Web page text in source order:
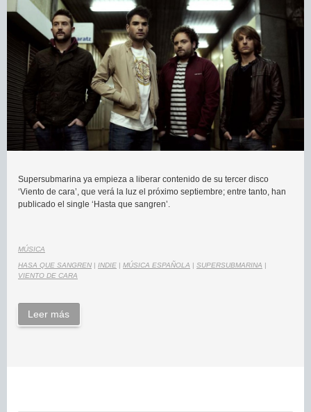
Supersubmarina ya empieza a liberar contenido de su tercer disco
‘Viento de cara’, que verá la luz el próximo septiembre; entre tanto, han
publicado el single ‘Hasta que sangren’.
MÚSICA
HASA QUE SANGREN | INDIE | MÚSICA ESPAÑOLA | SUPERSUBMARINA |
VIENTO DE CARA
Leer más